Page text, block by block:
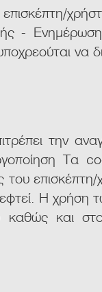
-
να
την
Τα
επισκέπτη/
Η χρήση
καθώς και